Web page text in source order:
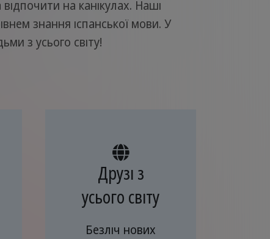
на канікулах. Наші
знання іспанської мови. У
з усього світу!
Друзі з
усього світу
Безліч нових